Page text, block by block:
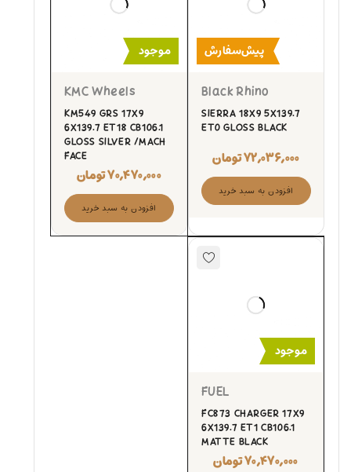
پیش‌سفارش
Black Rhino
SIERRA 18X9 5X139.7
ET0 GLOSS BLACK
۷۲,۰۳۶,۰۰۰تومان
افزودن به سبد خرید
موجود
KMC Wheels
KM549 GRS 17X9
6X139.7 ET18 CB106.1
GLOSS SILVER /MACH
FACE
۷۰,۴۷۰,۰۰۰تومان
افزودن به سبد خرید
موجود
FUEL
FC873 CHARGER 17X9
6X139.7 ET1 CB106.1
MATTE BLACK
۷۰,۴۷۰,۰۰۰تومان